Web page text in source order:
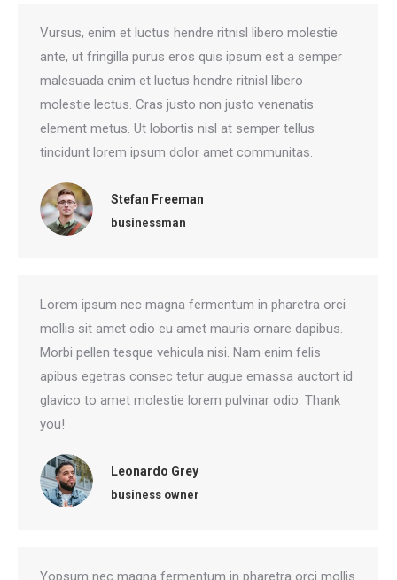
Vursus, enim et luctus hendre ritnisl libero molestie
ante, ut fringilla purus eros quis ipsum est a semper
malesuada enim et luctus hendre ritnisl libero
molestie lectus. Cras justo non justo venenatis
element metus. Ut lobortis nisl at semper tellus
tincidunt lorem ipsum dolor amet communitas.
Stefan Freeman
businessman
Lorem ipsum nec magna fermentum in pharetra orci
mollis sit amet odio eu amet mauris ornare dapibus.
Morbi pellen tesque vehicula nisi. Nam enim felis
apibus egetras consec tetur augue emassa auctort id
glavico to amet molestie lorem pulvinar odio. Thank
you!
Leonardo Grey
business owner
Yopsum nec magna fermentum in pharetra orci mollis